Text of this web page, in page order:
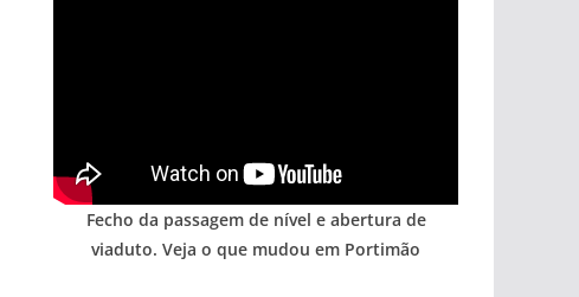
Fecho da passagem de nível e abertura de
viaduto. Veja o que mudou em Portimão